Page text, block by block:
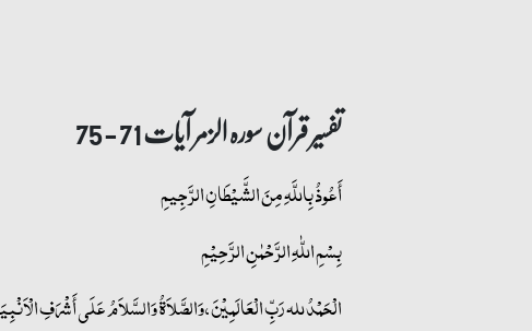
تفسیر قرآن سورہ ‎الزمر‎ آیات 71 - 75
أَعُوذُ بِاللَّهِ مِنَ الشَّيْطَانِ الرَّجِيمِ
بِسْمِ اللّٰهِ الرَّحْمٰنِ الرَّحِيْمِ
الْحَمْدُ لله رَبِّ الْعَالَمِيْنَ، وَالصَّلاَةُ وَالسَّلاَمُ عَلَى أَشْرَفِ